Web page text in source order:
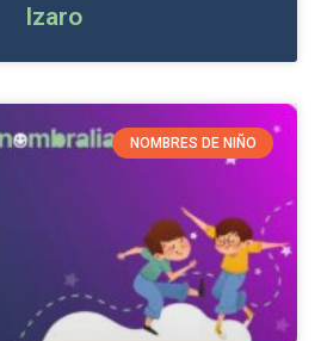
Izaro
NOMBRES DE NIÑO